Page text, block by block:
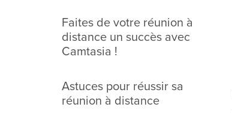
Faites de votre réunion à
distance un succès avec
Camtasia !
Astuces pour réussir sa
réunion à distance